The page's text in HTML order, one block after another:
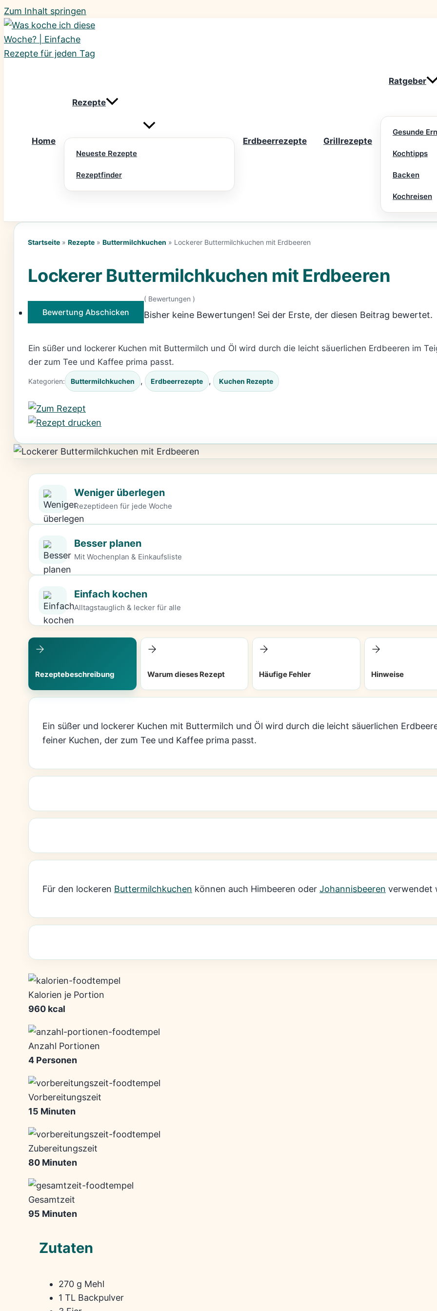
Zum Inhalt springen
Home
Rezepte
Neueste Rezepte
Rezeptfinder
Erdbeerrezepte Grillrezepte
Ratgeber
Gesunde
Kochtipps
Backen
Kochreisen
Startseite » Rezepte » Buttermilchkuchen » Lockerer Buttermilchkuchen mit Erdbeeren
Lockerer Buttermilchkuchen mit Erdbeeren
Bewertung Abschicken
( Bewertungen )
Bisher keine Bewertungen! Sei der Erste, der diesen Beitrag bewertet.
Ein süßer und lockerer Kuchen mit Buttermilch und Öl wird durch die leicht säuerlichen Erdbeeren im
der zum Tee und Kaffee prima passt.
Kategorien: Buttermilchkuchen , Erdbeerrezepte , Kuchen Rezepte
Weniger überlegen
Rezeptideen für jede Woche
Besser planen
Mit Wochenplan & Einkaufsliste
Einfach kochen
Alltagstauglich & lecker für alle
Rezeptebeschreibung Warum dieses Rezept Häufige Fehler Hinweise
Ein süßer und lockerer Kuchen mit Buttermilch und Öl wird durch die leicht säuerlichen
feiner Kuchen, der zum Tee und Kaffee prima passt.
Für den lockeren Buttermilchkuchen können auch Himbeeren oder Johannisbeeren verwendet
Kalorien je Portion
960 kcal
Anzahl Portionen
4 Personen
Vorbereitungszeit
15 Minuten
Zubereitungszeit
80 Minuten
Gesamtzeit
95 Minuten
Zutaten
270 g Mehl
1 TL Backpulver